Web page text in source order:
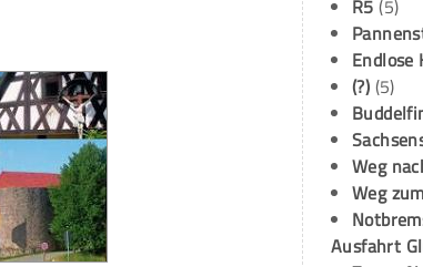
R5 (5)
(?) (5)
Weg
Weg
Ausfahrt